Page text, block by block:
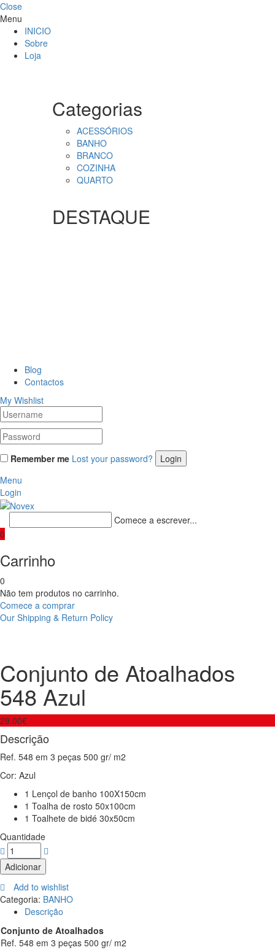
Close
Menu
INICIO
Sobre
Loja
Categorias
ACESSÓRIOS
BANHO
BRANCO
COZINHA
QUARTO
DESTAQUE
Blog
Contactos
My Wishlist
Remember me Lost your password?
Menu
Login
Comece a escrever...
0
Carrinho
0
Não tem produtos no carrinho.
Comece a comprar
Our Shipping & Return Policy
548
Branco
c/
cinza
100%
Linho
Conjunto de Atoalhados
548 Azul
29.00€
Descrição
Ref. 548 em 3 peças 500 gr/ m2
Cor: Azul
1 Lençol de banho 100X150cm
1 Toalha de rosto 50x100cm
1 Toalhete de bidé 30x50cm
Quantidade
Adicionar
Add to wishlist
Categoria: BANHO
Descrição
Conjunto de Atoalhados
Ref. 548 em 3 peças 500 gr/ m2